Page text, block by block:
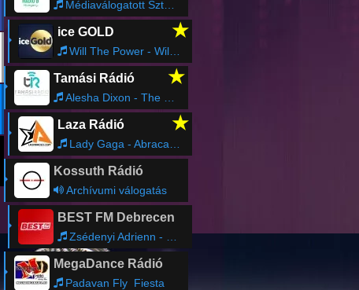
Médiaválogatott Sztártitkok
ice GOLD ★
Will The Power - Will The Power - Baby I Love You
Tamási Rádió ★
Alesha Dixon - The Boy Does Nothing
Laza Rádió ★
Lady Gaga - Abracadabra
Kossuth Rádió
Archívumi válogatás
BEST FM Debrecen
Zsédenyi Adrienn - Mennem Kell Tovább [Dance Mix]
MegaDance Rádió
Padavan Fly  Fiesta